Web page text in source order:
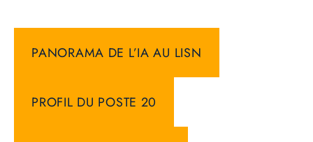
PANORAMA DE L’IA AU LISN
PROFIL DU POSTE 20